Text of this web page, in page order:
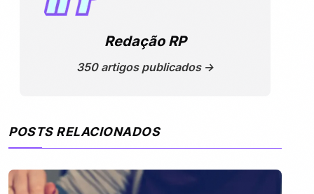
Redação RP
350 artigos publicados →
POSTS RELACIONADOS